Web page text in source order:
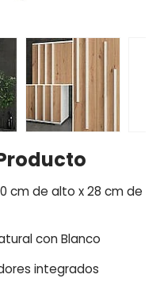
cm de alto x 28 cm de
con Blanco
integrados